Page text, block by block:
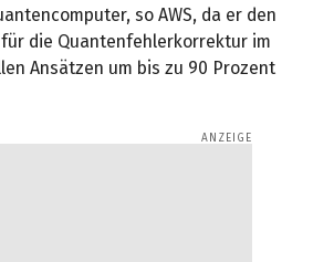
so AWS, da er den
die Quantenfehlerkorrektur im
Ansätzen um bis zu 90 Prozent